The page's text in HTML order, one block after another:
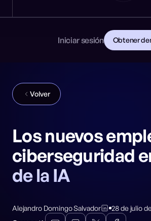
Descarga la guía para CISOs
Iniciar sesión Obtener
Volver
Los nuevos
ciberseguridad
de la IA
Alejandro Domingo Salvador
28 de julio